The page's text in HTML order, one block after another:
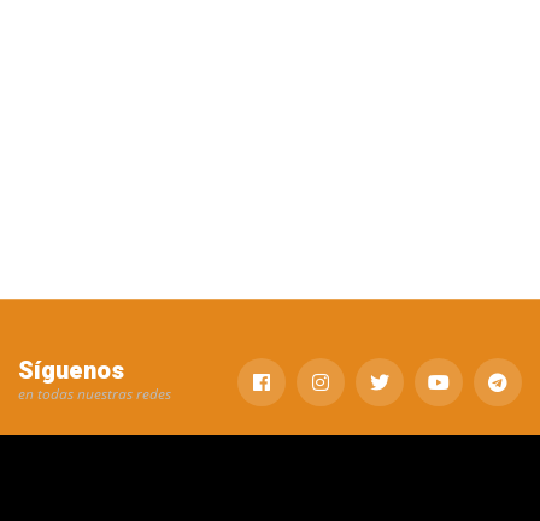
Síguenos
en todas nuestras redes